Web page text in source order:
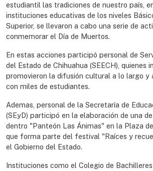
estudiantil las tradiciones de nuestro país,
instituciones educativas de los niveles
Superior, se llevaron a cabo una serie de
conmemorar el Día de Muertos.
En estas acciones participó personal de
del Estado de Chihuahua (SEECH), quienes
promovieron la difusión cultural a lo largo y
con miles de estudiantes.
Ademas, personal de la Secretaría de
(SEyD) participó en la elaboración de una
dentro "Panteón Las Ánimas" en la Plaza
que forma parte del festival "Raíces y
el Gobierno del Estado.
Instituciones como el Colegio de